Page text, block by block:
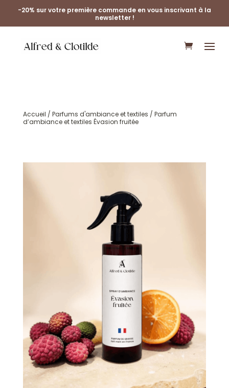
-20% sur votre première commande en vous inscrivant à la
newsletter !
Accueil / Parfums d'ambiance et textiles / Parfum
d’ambiance et textiles Évasion fruitée